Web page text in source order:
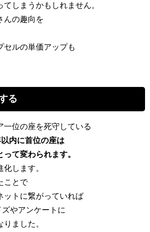
しまうかもしれません。
んの趣向を
セルの単価アップも
る
一位の座を死守している
内に首位の座は
て変わられます。
します。
ことで
ットに繋がっていれば
やアンケートに
ました。